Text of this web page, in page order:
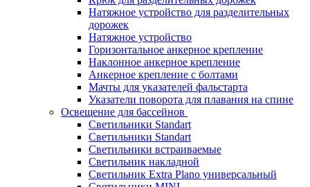
Натяжное устройство для разделительных
дорожек
Натяжное устройство
Горизонтальное анкерное крепление
Наклонное анкерное крепление
Анкерное крепление с болтами
Мачты для указателей фальстарта
Указатели поворота для плавания на спине
Освещение для бассейнов
Светильники Standart
Светильники Standart
Светильники встраиваемые
Светильник накладной
Светильник Extra Plano универсальный